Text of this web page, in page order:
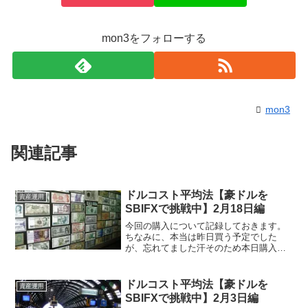
mon3をフォローする
mon3
関連記事
資産運用
ドルコスト平均法【豪ドルを
SBIFXで挑戦中】2月18日編
今回の購入について記録しておきます。
ちなみに、本当は昨日買う予定でした
が、忘れてました汗そのため本日購入で
局、先週とほぼ同じ水準なんですよね。
気楽にポジショ...
資産運用
ドルコスト平均法【豪ドルを
SBIFXで挑戦中】2月3日編